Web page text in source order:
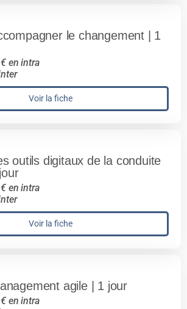
le changement | 1
en intra
Voir la fiche
outils digitaux de la conduite
en intra
Voir la fiche
agile | 1 jour
en intra